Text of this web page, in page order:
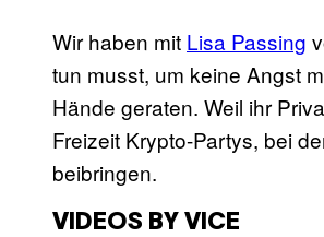
Wir haben mit Lisa Passing
tun musst, um keine Angst
Hände geraten. Weil ihr
Freizeit Krypto-Partys, bei
beibringen.
VIDEOS BY VICE